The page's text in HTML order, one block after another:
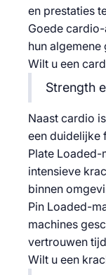
en prestaties
Goede
hun
Wilt u een
Strength
Naast cardio
een duidelijke
Plate Loaded-
intensieve
binnen
Pin Loaded-
machines
vertrouwen
Wilt u een